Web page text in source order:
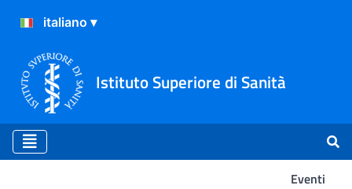
Istituto Superiore di Sanità
Eventi